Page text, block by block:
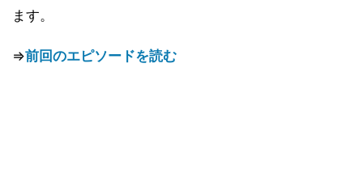
ます。
⇒前回のエピソードを読む